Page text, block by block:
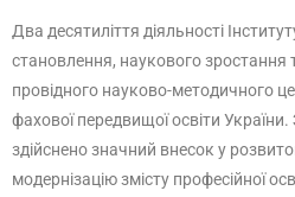
Два десятиліття діяльності
становлення, наукового зростання
провідного науково-методичного
фахової передвищої освіти
здійснено значний внесок у
модернізацію змісту професійної